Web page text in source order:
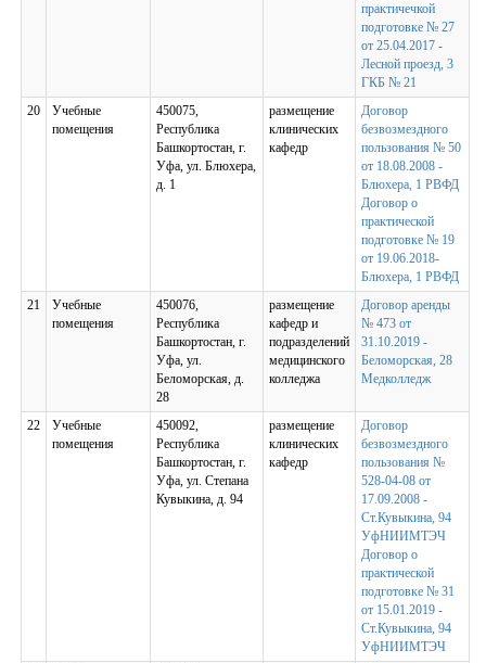
практичечкой
подготовке № 27
от 25.04.2017 -
Лесной проезд, 3
ГКБ № 21
20
Учебные
помещения
450075,
Республика
Башкортостан, г.
Уфа, ул. Блюхера,
д. 1
размещение
клинических
кафедр
Договор
безвозмездного
пользования № 50
от 18.08.2008 -
Блюхера, 1 РВФД
Договор о
практической
подготовке № 19
от 19.06.2018-
Блюхера, 1 РВФД
21
Учебные
помещения
450076,
Республика
Башкортостан, г.
Уфа, ул.
Беломорская, д.
28
размещение
кафедр и
подразделений
медицинского
колледжа
Договор аренды
№ 473 от
31.10.2019 -
Беломорская, 28
Медколледж
22
Учебные
помещения
450092,
Республика
Башкортостан, г.
Уфа, ул. Степана
Кувыкина, д. 94
размещение
клинических
кафедр
Договор
безвозмездного
пользования №
528-04-08 от
17.09.2008 -
Ст.Кувыкина, 94
УфНИИМТЭЧ
Договор о
практической
подготовке № 31
от 15.01.2019 -
Ст.Кувыкина, 94
УфНИИМТЭЧ